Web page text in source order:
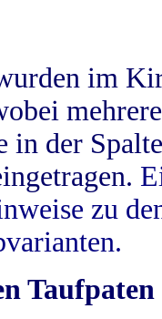
im
in der
zu
Taufpaten